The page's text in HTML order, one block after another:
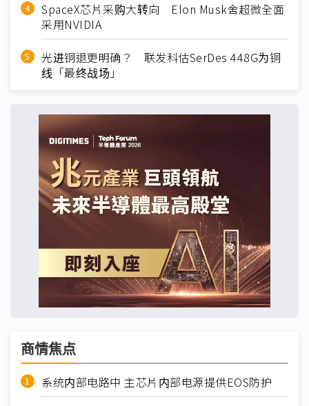
SpaceX芯片采购大转向 Elon Musk舍超微全面
采用NVIDIA
光进铜退更明确？ 联发科估SerDes 448G为铜
线「最终战场」
商情焦点
系统内部电路中 主芯片内部电源提供EOS防护